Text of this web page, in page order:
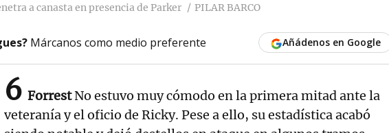
a canasta en presencia de Parker PILAR BARCO
Márcanos como medio preferente Añádenos en Google
6 ForrestNo estuvo muy cómodo en la primera mitad ante la
veteranía y el oficio de Ricky. Pese a ello, su estadística acabó